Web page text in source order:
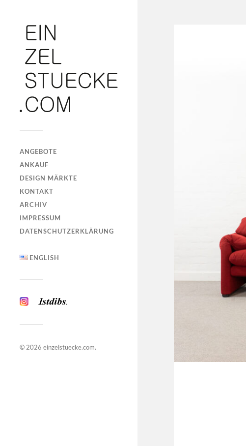
ANGEBOTE
ANKAUF
DESIGN MÄRKTE
KONTAKT
ARCHIV
IMPRESSUM
DATENSCHUTZERKLÄRUNG
ENGLISH
© 2026 einzelstuecke.com.